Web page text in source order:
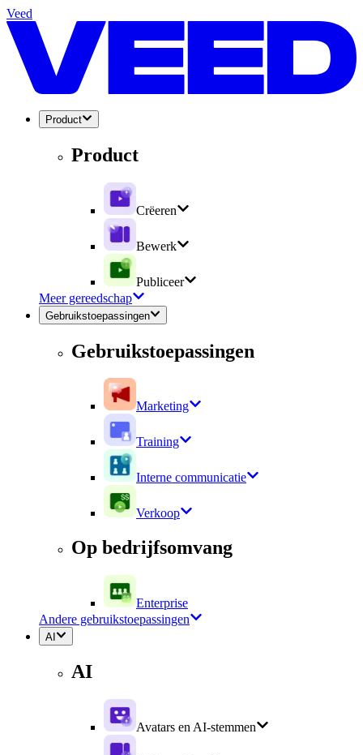
Veed
Product
Product
Crëeren
Bewerk
Publiceer
Meer gereedschap
Gebruikstoepassingen
Gebruikstoepassingen
Marketing
Training
Interne communicatie
Verkoop
Op bedrijfsomvang
Enterprise
Andere gebruikstoepassingen
AI
AI
Avatars en AI-stemmen